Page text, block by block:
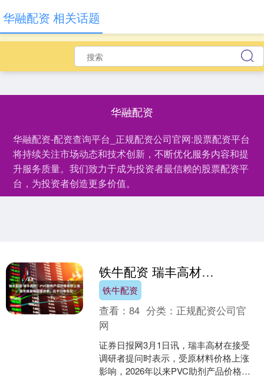
华融配资
华融配资-配资查询平台_正规配资公司官网:股票配资平台
将持续关注市场动态和技术创新，不断优化服务内容和提
升服务质量。我们致力于成为投资者最信赖的股票配资平
台，为投资者创造更多价值。
华融配资 相关话题
铁牛配资 瑞丰高材：PVC助剂产品价格有所上涨，需求端呈现回暖迹象，在手订单充足
铁牛配资
查看：84 分类： 正规配资公司官
网
证券日报网3月1日讯，瑞丰高材在接受
调研者提问时表示，受原材料价格上涨
影响，2026年以来PVC助剂产品价格有